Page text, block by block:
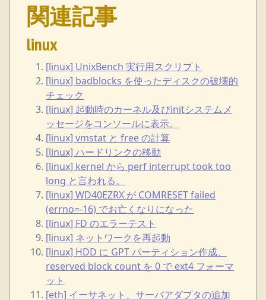
関連記事
linux
[linux] UnixBench 実行用スクリプト
[linux] badblocks を使ったディスクの破壊的
チェック
[linux] 起動時のカーネル及びinitシステムメ
ッセージをコンソールに表示。
[linux] vmstat と free の計算
[linux] ハードリンクの移動
[linux] kernel から perf interrupt took too
long と言われる。
[linux] WD40EZRX が COMRESET failed
(errno=-16) でお亡くなりになった
[linux] FD のエラーテスト
[linux] ネットワークを再起動
[linux] HDD に GPT パーティション作成、
reserved block count を 0 で ext4 フォーマ
ット
[eth] イーサネット、サーバアダプタの追加